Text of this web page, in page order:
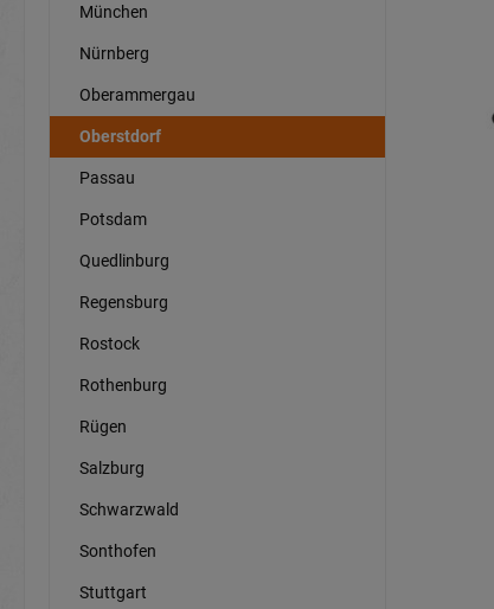
München
Nürnberg
Oberammergau
Oberstdorf
Passau
Potsdam
Quedlinburg
Regensburg
Rostock
Rothenburg
Rügen
Salzburg
Schwarzwald
Sonthofen
Stuttgart